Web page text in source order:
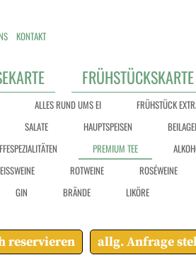
FRÜHSTÜCKSKARTE
KONTAKT
ALLES RUND UMS EI FRÜHSTÜCK
SALATE HAUPTSPEISEN
PREMIUM TEE
ROTWEINE ROSÉWEINE
GIN BRÄNDE LIKÖRE
reservieren allg. Anfrage